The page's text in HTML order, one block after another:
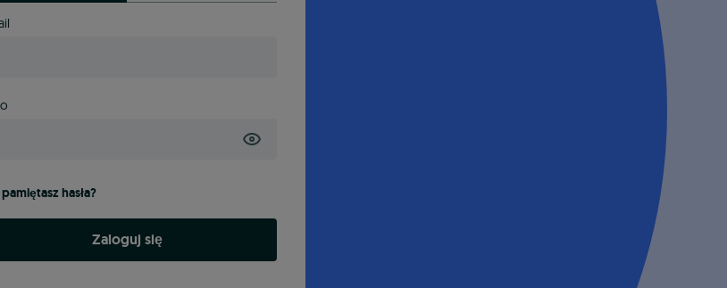
hasła?
Zaloguj się